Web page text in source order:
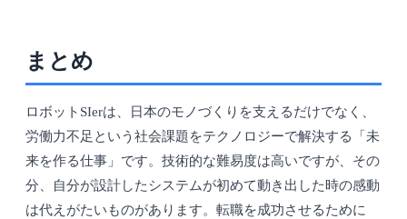
まとめ
ロボットSIerは、日本のモノづくりを支えるだけでなく、
労働力不足という社会課題をテクノロジーで解決する「未
来を作る仕事」です。技術的な難易度は高いですが、その
分、自分が設計したシステムが初めて動き出した時の感動
は代えがたいものがあります。転職を成功させるために